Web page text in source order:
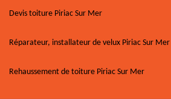
Devis toiture Piriac Sur Mer
Réparateur, installateur de velux Piriac Sur Mer
Rehaussement de toiture Piriac Sur Mer